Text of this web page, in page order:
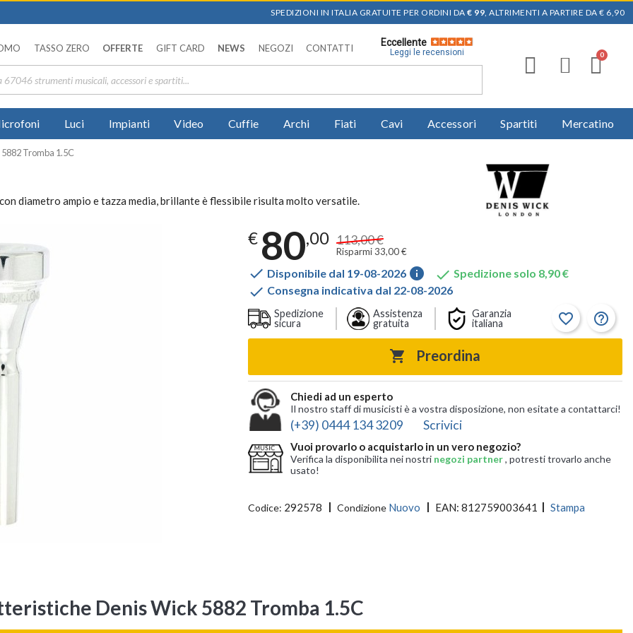
SPEDIZIONI IN ITALIA GRATUITE PER ORDINI DA € 99, ALTRIMENTI A PARTIRE DA € 6,90
TASSO ZERO OFFERTE GIFT CARD NEWS NEGOZI CONTATTI
Eccellente
Leggi le recensioni
Luci Impianti Video Cuffie Archi Fiati Cavi Accessori Spartiti Mercatino
Tromba 1.5C
diametro ampio e tazza media, brillante è flessibile risulta molto versatile.
€ 80,00 113,00 €
Risparmi 33,00 €
 Disponibile dal 19-08-2026 info  Spedizione solo 8,90 €
 Consegna indicativa dal 22-08-2026
Spedizione
sicura
Assistenza
gratuita
Garanzia
italiana
favorite_border help_outline
 Preordina
Chiedi ad un esperto
Il nostro staff di musicisti è a vostra disposizione, non esitate a contattarci!
(+39) 0444 134 3209 Scrivici
Vuoi provarlo o acquistarlo in un vero negozio?
Verifica la disponibilita nei nostri negozi partner, potresti trovarlo anche
usato!
Codice: 292578 Condizione Nuovo EAN: 812759003641 Stampa
Denis Wick 5882 Tromba 1.5C